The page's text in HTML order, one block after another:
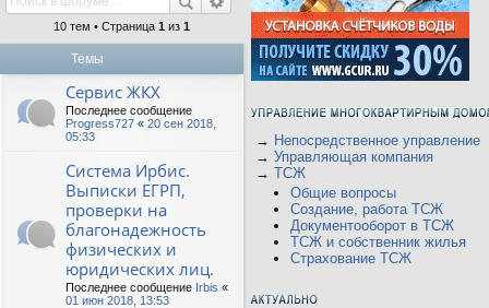
10 тем • Страница 1 из 1
Темы
Сервис ЖКХ
Последнее сообщение
Progress727 « 20 сен 2018,
05:33
Система Ирбис.
Выписки ЕГРП,
проверки на
благонадежность
физических и
юридических лиц.
Последнее сообщение Irbis «
01 июн 2018, 13:53
→ Непосредственное управление
→ Управляющая компания
→ ТСЖ
Общие вопросы
Создание, работа ТСЖ
Документооборот в ТСЖ
ТСЖ и собственник жилья
Страхование ТСЖ